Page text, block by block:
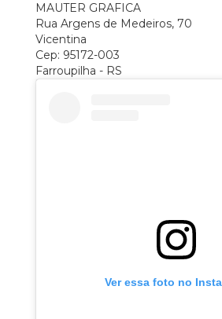
MAUTER GRAFICA
Rua Argens de Medeiros, 70
Vicentina
Cep: 95172-003
Farroupilha - RS
Ver essa foto no